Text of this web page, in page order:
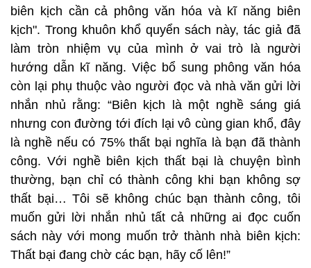
biên kịch cần cả phông văn hóa và kĩ năng biên
kịch". Trong khuôn khổ quyển sách này, tác giả đã
làm tròn nhiệm vụ của mình ở vai trò là người
hướng dẫn kĩ năng. Việc bổ sung phông văn hóa
còn lại phụ thuộc vào người đọc và nhà văn gửi lời
nhắn nhủ rằng: “Biên kịch là một nghề sáng giá
nhưng con đường tới đích lại vô cùng gian khổ, đây
là nghề nếu có 75% thất bại nghĩa là bạn đã thành
công. Với nghề biên kịch thất bại là chuyện bình
thường, bạn chỉ có thành công khi bạn không sợ
thất bại… Tôi sẽ không chúc bạn thành công, tôi
muốn gửi lời nhắn nhủ tất cả những ai đọc cuốn
sách này với mong muốn trở thành nhà biên kịch:
Thất bại đang chờ các bạn, hãy cố lên!”